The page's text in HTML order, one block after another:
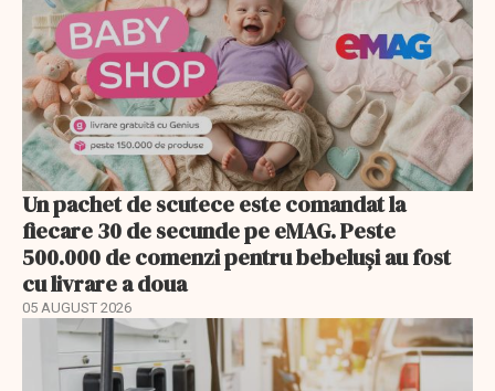
Un pachet de scutece este comandat la
fiecare 30 de secunde pe eMAG. Peste
500.000 de comenzi pentru bebeluși au fost
cu livrare a doua
05 AUGUST 2026